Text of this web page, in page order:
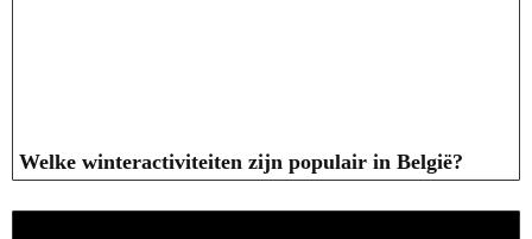
Welke winteractiviteiten zijn populair in België?